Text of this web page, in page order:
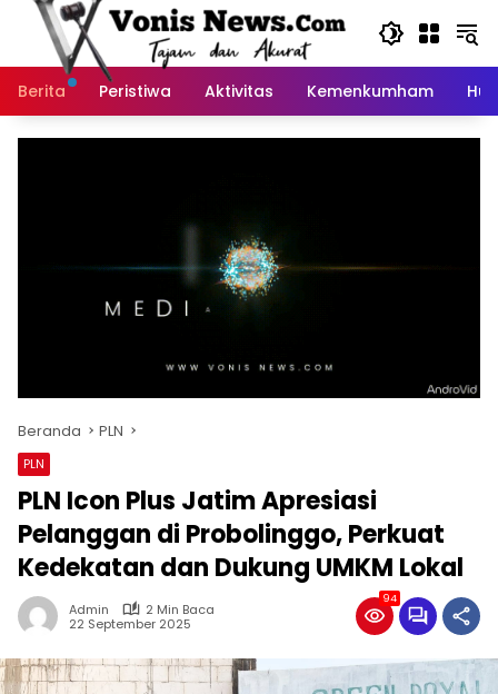
Langsung
Berita
Peristiwa Aktivitas Kemenkumham
Beranda PLN
PLN
PLN Icon Plus Jatim Apresiasi
Pelanggan di Probolinggo, Perkuat
Kedekatan dan Dukung UMKM Lokal
Admin
2 Min Baca
22 September 2025
94